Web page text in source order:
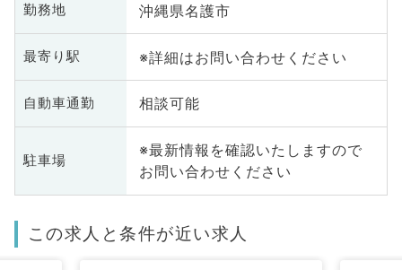
勤務地 沖縄県名護市
最寄り駅 ※詳細はお問い合わせください
自動車通勤 相談可能
駐車場
※最新情報を確認いたしますので
お問い合わせください
この求人と条件が近い求人